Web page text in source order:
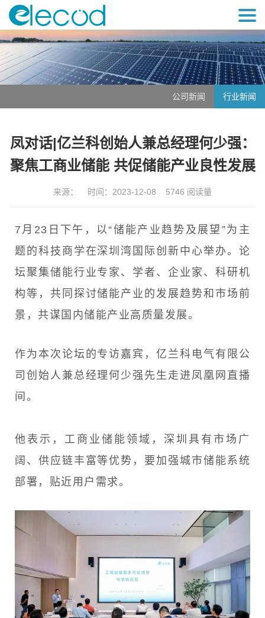
公司新闻 行业新闻
凤对话|亿兰科创始人兼总经理何少强：
聚焦工商业储能 共促储能产业良性发展
来源： 时间：2023-12-08 5746 阅读量
7月23日下午，以“储能产业趋势及展望”为主
题的科技商学在深圳湾国际创新中心举办。论
坛聚集储能行业专家、学者、企业家、科研机
构等，共同探讨储能产业的发展趋势和市场前
景，共谋国内储能产业高质量发展。
作为本次论坛的专访嘉宾，亿兰科电气有限公
司创始人兼总经理何少强先生走进凤凰网直播
间。
他表示，工商业储能领域，深圳具有市场广
阔、供应链丰富等优势，要加强城市储能系统
部署，贴近用户需求。